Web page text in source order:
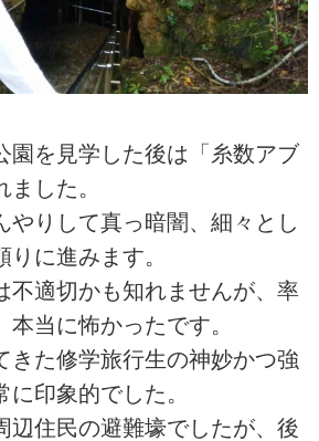
園を見学した後は「糸数アブ
した。
やりして真っ暗闇、細々とし
に進みます。
不適切かも知れませんが、率
当に怖かったです。
きた修学旅行生の神妙かつ強
印象的でした。
辺住民の避難壕でしたが、後